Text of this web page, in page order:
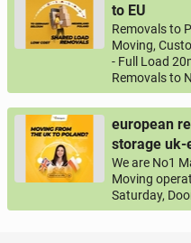
to EU
Removals to
Moving,
- Full Load
Removals to
european
storage uk-
We are No1
Moving
Saturday,